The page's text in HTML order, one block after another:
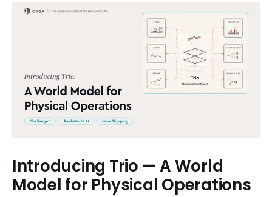
Introducing Trio — A World
Model for Physical Operations